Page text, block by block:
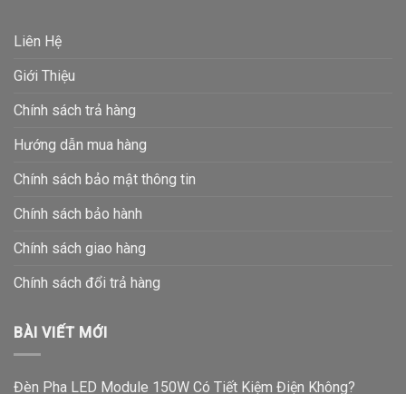
Liên Hệ
Giới Thiệu
Chính sách trả hàng
Hướng dẫn mua hàng
Chính sách bảo mật thông tin
Chính sách bảo hành
Chính sách giao hàng
Chính sách đổi trả hàng
BÀI VIẾT MỚI
Đèn Pha LED Module 150W Có Tiết Kiệm Điện Không?